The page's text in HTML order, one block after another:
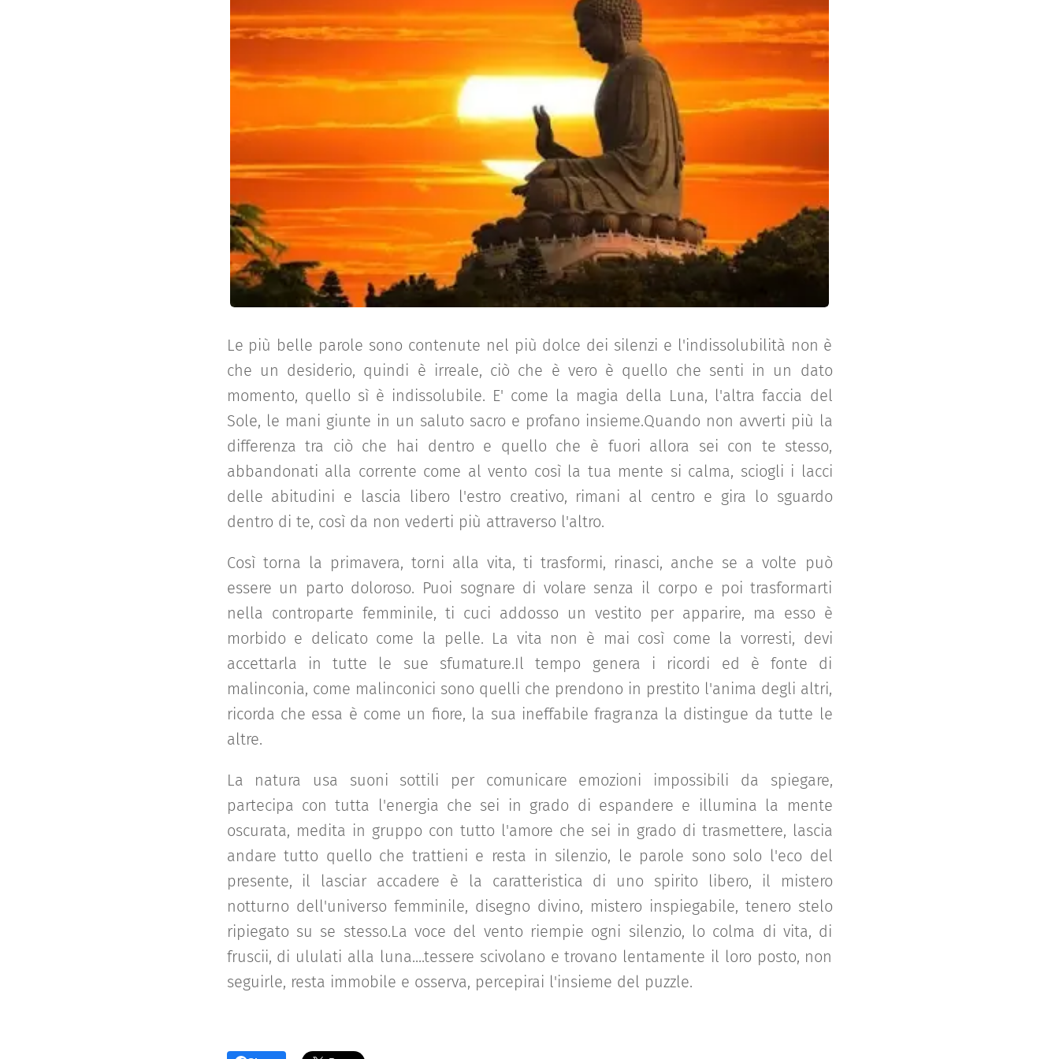
Le più belle parole sono contenute nel più dolce dei silenzi e l'indissolubilità non è
che un desiderio, quindi è irreale, ciò che è vero è quello che senti in un dato
momento, quello sì è indissolubile. E' come la magia della Luna, l'altra faccia del
Sole, le mani giunte in un saluto sacro e profano insieme.Quando non avverti più la
differenza tra ciò che hai dentro e quello che è fuori allora sei con te stesso,
abbandonati alla corrente come al vento così la tua mente si calma, sciogli i lacci
delle abitudini e lascia libero l'estro creativo, rimani al centro e gira lo sguardo
dentro di te, così da non vederti più attraverso l'altro.
Così torna la primavera, torni alla vita, ti trasformi, rinasci, anche se a volte può
essere un parto doloroso. Puoi sognare di volare senza il corpo e poi trasformarti
nella controparte femminile, ti cuci addosso un vestito per apparire, ma esso è
morbido e delicato come la pelle. La vita non è mai così come la vorresti, devi
accettarla in tutte le sue sfumature.Il tempo genera i ricordi ed è fonte di
malinconia, come malinconici sono quelli che prendono in prestito l'anima degli altri,
ricorda che essa è come un fiore, la sua ineffabile fragranza la distingue da tutte le
altre.
La natura usa suoni sottili per comunicare emozioni impossibili da spiegare,
partecipa con tutta l'energia che sei in grado di espandere e illumina la mente
oscurata, medita in gruppo con tutto l'amore che sei in grado di trasmettere, lascia
andare tutto quello che trattieni e resta in silenzio, le parole sono solo l'eco del
presente, il lasciar accadere è la caratteristica di uno spirito libero, il mistero
notturno dell'universo femminile, disegno divino, mistero inspiegabile, tenero stelo
ripiegato su se stesso.La voce del vento riempie ogni silenzio, lo colma di vita, di
fruscii, di ululati alla luna....tessere scivolano e trovano lentamente il loro posto, non
seguirle, resta immobile e osserva, percepirai l'insieme del puzzle.